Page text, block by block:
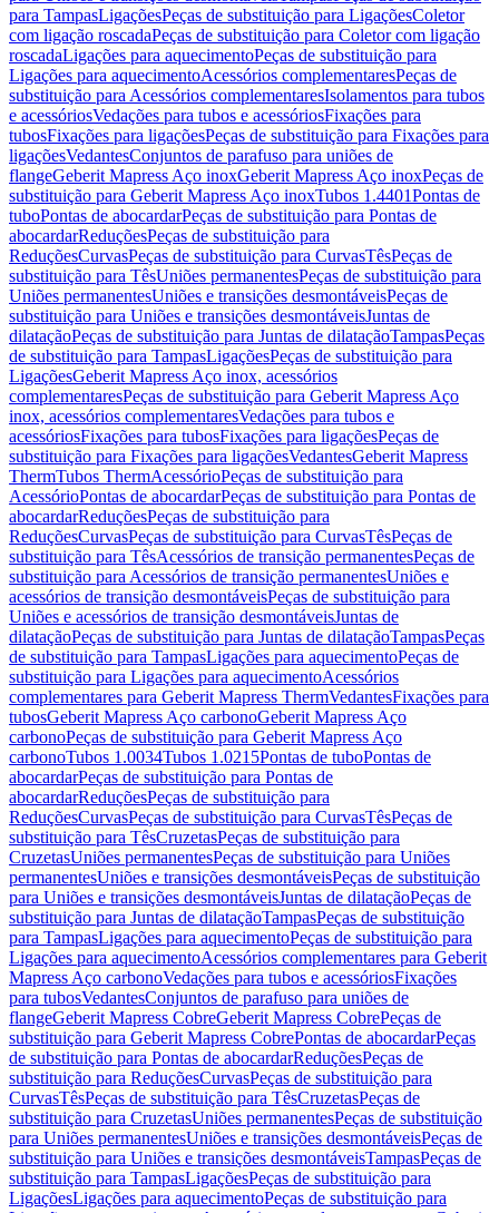
para TampasLigaçõesPeças de substituição para LigaçõesColetor
com ligação roscadaPeças de substituição para Coletor com ligação
roscadaLigações para aquecimentoPeças de substituição para
Ligações para aquecimentoAcessórios complementaresPeças de
substituição para Acessórios complementaresIsolamentos para tubos
e acessóriosVedações para tubos e acessóriosFixações para
tubosFixações para ligaçõesPeças de substituição para Fixações para
ligaçõesVedantesConjuntos de parafuso para uniões de
flangeGeberit Mapress Aço inoxGeberit Mapress Aço inoxPeças de
substituição para Geberit Mapress Aço inoxTubos 1.4401Pontas de
tuboPontas de abocardarPeças de substituição para Pontas de
abocardarReduçõesPeças de substituição para
ReduçõesCurvasPeças de substituição para CurvasTêsPeças de
substituição para TêsUniões permanentesPeças de substituição para
Uniões permanentesUniões e transições desmontáveisPeças de
substituição para Uniões e transições desmontáveisJuntas de
dilataçãoPeças de substituição para Juntas de dilataçãoTampasPeças
de substituição para TampasLigaçõesPeças de substituição para
LigaçõesGeberit Mapress Aço inox, acessórios
complementaresPeças de substituição para Geberit Mapress Aço
inox, acessórios complementaresVedações para tubos e
acessóriosFixações para tubosFixações para ligaçõesPeças de
substituição para Fixações para ligaçõesVedantesGeberit Mapress
ThermTubos ThermAcessórioPeças de substituição para
AcessórioPontas de abocardarPeças de substituição para Pontas de
abocardarReduçõesPeças de substituição para
ReduçõesCurvasPeças de substituição para CurvasTêsPeças de
substituição para TêsAcessórios de transição permanentesPeças de
substituição para Acessórios de transição permanentesUniões e
acessórios de transição desmontáveisPeças de substituição para
Uniões e acessórios de transição desmontáveisJuntas de
dilataçãoPeças de substituição para Juntas de dilataçãoTampasPeças
de substituição para TampasLigações para aquecimentoPeças de
substituição para Ligações para aquecimentoAcessórios
complementares para Geberit Mapress ThermVedantesFixações para
tubosGeberit Mapress Aço carbonoGeberit Mapress Aço
carbonoPeças de substituição para Geberit Mapress Aço
carbonoTubos 1.0034Tubos 1.0215Pontas de tuboPontas de
abocardarPeças de substituição para Pontas de
abocardarReduçõesPeças de substituição para
ReduçõesCurvasPeças de substituição para CurvasTêsPeças de
substituição para TêsCruzetasPeças de substituição para
CruzetasUniões permanentesPeças de substituição para Uniões
permanentesUniões e transições desmontáveisPeças de substituição
para Uniões e transições desmontáveisJuntas de dilataçãoPeças de
substituição para Juntas de dilataçãoTampasPeças de substituição
para TampasLigações para aquecimentoPeças de substituição para
Ligações para aquecimentoAcessórios complementares para Geberit
Mapress Aço carbonoVedações para tubos e acessóriosFixações
para tubosVedantesConjuntos de parafuso para uniões de
flangeGeberit Mapress CobreGeberit Mapress CobrePeças de
substituição para Geberit Mapress CobrePontas de abocardarPeças
de substituição para Pontas de abocardarReduçõesPeças de
substituição para ReduçõesCurvasPeças de substituição para
CurvasTêsPeças de substituição para TêsCruzetasPeças de
substituição para CruzetasUniões permanentesPeças de substituição
para Uniões permanentesUniões e transições desmontáveisPeças de
substituição para Uniões e transições desmontáveisTampasPeças de
substituição para TampasLigaçõesPeças de substituição para
LigaçõesLigações para aquecimentoPeças de substituição para